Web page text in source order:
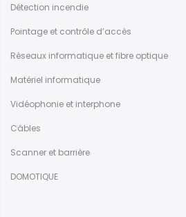
Détection incendie
Pointage et contrôle d’accès
Réseaux informatique et fibre optique
Matériel informatique
Vidéophonie et interphone
Câbles
Scanner et barrière
DOMOTIQUE